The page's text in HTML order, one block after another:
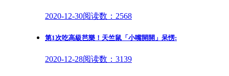
2020-12-30阅读数：2568
第1次吃高級芭樂！天竺鼠「小嘴開開」呆愣:
2020-12-28阅读数：3139